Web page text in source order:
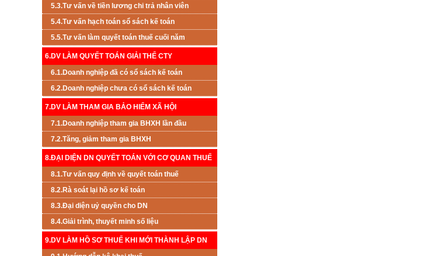
5.3.Tư vấn về tiền lương chi trả nhân viên
5.4.Tư vấn hạch toán sổ sách kế toán
5.5.Tư vấn làm quyết toán thuế cuối năm
6.DV LÀM QUYẾT TOÁN GIẢI THỂ CTY
6.1.Doanh nghiệp đã có sổ sách kế toán
6.2.Doanh nghiệp chưa có sổ sách kế toán
7.DV LÀM THAM GIA BẢO HIỂM XÃ HỘI
7.1.Doanh nghiệp tham gia BHXH lần đầu
7.2.Tăng, giảm tham gia BHXH
8.ĐẠI DIỆN DN QUYẾT TOÁN VỚI CƠ QUAN THUẾ
8.1.Tư vấn quy định về quyết toán thuế
8.2.Rà soát lại hồ sơ kế toán
8.3.Đại diện uỷ quyền cho DN
8.4.Giải trình, thuyết minh số liệu
9.DV LÀM HỒ SƠ THUẾ KHI MỚI THÀNH LẬP DN